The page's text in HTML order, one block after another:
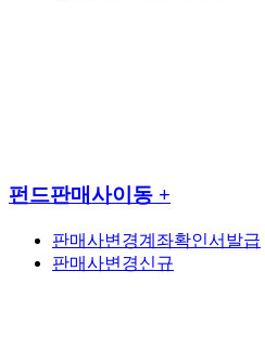
펀드판매사이동 +
판매사변경계좌확인서발급
판매사변경신규